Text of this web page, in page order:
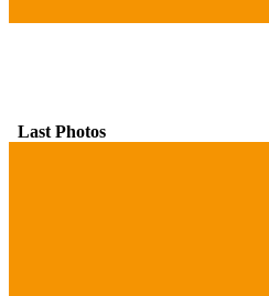
Last Photos